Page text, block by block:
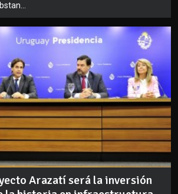
Arazatí será la inversión